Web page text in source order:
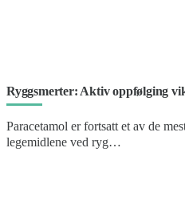
Ryggsmerter: Aktiv oppfølging
Paracetamol er fortsatt et av de
legemidlene ved ryg…